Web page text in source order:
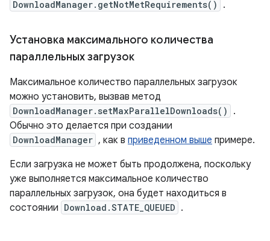
DownloadManager.getNotMetRequirements() .
Установка максимального количества
параллельных загрузок
Максимальное количество параллельных загрузок
можно установить, вызвав метод
DownloadManager.setMaxParallelDownloads()
.
Обычно это делается при создании
DownloadManager , как в приведенном выше примере.
Если загрузка не может быть продолжена, поскольку
уже выполняется максимальное количество
параллельных загрузок, она будет находиться в
состоянии Download.STATE_QUEUED .